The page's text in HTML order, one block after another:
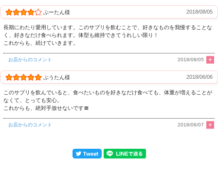
ぶーたん様 2018/08/05
長期にわたり愛用しています。このサプリを飲むことで、好きなものを我慢することな
く、好きなだけ食べられます。体型も維持できてうれしい限り！
これからも、続けていきます。
お店からのコメント 2018/08/05
ぶうたん様 2018/06/06
このサプリを飲んでいると、食べたいものを好きなだけ食べても、体重が増えることが
なくて、とっても安心。
これからも、絶対手放せないです〓
お店からのコメント 2018/06/07